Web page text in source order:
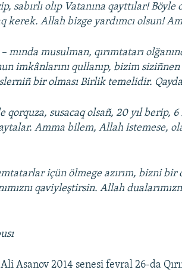
sabırlı olıp Vatanına qayttılar! Böyle
kerek. Allah bizge yardımcı olsun!
mında musulman, qırımtatarı
imkânlarını qullanıp, bizim
bir olması Birlik temelidir.
qorquza, susacaq olsañ, 20 yıl berip,
Amma bilem, Allah istemese,
içün ölmege azırım, bizni bir
qaviyleştirsin. Allah
Asanov 2014 senesi fevral 26-da